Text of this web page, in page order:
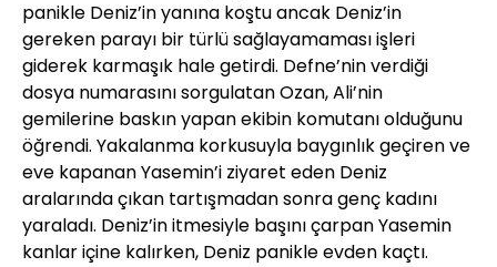
panikle Deniz’in yanına koştu ancak Deniz’in
gereken parayı bir türlü sağlayamaması işleri
giderek karmaşık hale getirdi. Defne’nin verdiği
dosya numarasını sorgulatan Ozan, Ali’nin
gemilerine baskın yapan ekibin komutanı olduğunu
öğrendi. Yakalanma korkusuyla baygınlık geçiren ve
eve kapanan Yasemin’i ziyaret eden Deniz
aralarında çıkan tartışmadan sonra genç kadını
yaraladı. Deniz’in itmesiyle başını çarpan Yasemin
kanlar içine kalırken, Deniz panikle evden kaçtı.